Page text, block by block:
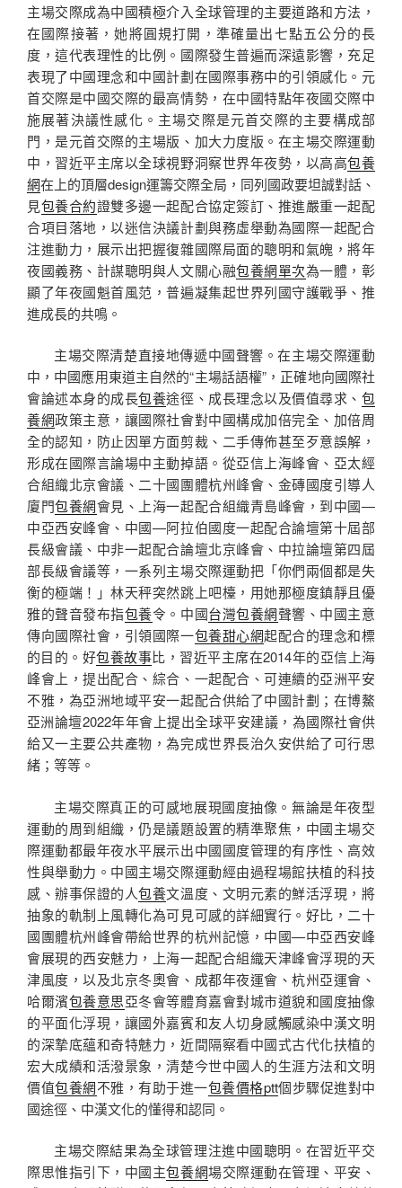
主場交際成為中國積極介入全球管理的主要道路和方法，
在國際接著，她將圓規打開，準確量出七點五公分的長
度，這代表理性的比例。國際發生普遍而深遠影響，充足
表現了中國理念和中國計劃在國際事務中的引領感化。元
首交際是中國交際的最高情勢，在中國特點年夜國交際中
施展著決議性感化。主場交際是元首交際的主要構成部
門，是元首交際的主場版、加大力度版。在主場交際運動
中，習近平主席以全球視野洞察世界年夜勢，以高高包養
網在上的頂層design運籌交際全局，同列國政要坦誠對話、
見包養合約證雙多邊一起配合協定簽訂、推進嚴重一起配
合項目落地，以迷信決議計劃與務虛舉動為國際一起配合
注進動力，展示出把握復雜國際局面的聰明和氣魄，將年
夜國義務、計謀聰明與人文關心融包養網單次為一體，彰
顯了年夜國魁首風范，普遍凝集起世界列國守護戰爭、推
進成長的共鳴。
主場交際清楚直接地傳遞中國聲響。在主場交際運動
中，中國應用東道主自然的“主場話語權”，正確地向國際社
會論述本身的成長包養途徑、成長理念以及價值尋求、包
養網政策主意，讓國際社會對中國構成加倍完全、加倍周
全的認知，防止因單方面剪裁、二手傳佈甚至歹意誤解，
形成在國際言論場中主動掉語。從亞信上海峰會、亞太經
合組織北京會議、二十國團體杭州峰會、金磚國度引導人
廈門包養網會見、上海一起配合組織青島峰會，到中國—
中亞西安峰會、中國—阿拉伯國度一起配合論壇第十屆部
長級會議、中非一起配合論壇北京峰會、中拉論壇第四屆
部長級會議等，一系列主場交際運動把「你們兩個都是失
衡的極端！」林天秤突然跳上吧檯，用她那極度鎮靜且優
雅的聲音發布指包養令。中國台灣包養網聲響、中國主意
傳向國際社會，引領國際一包養甜心網起配合的理念和標
的目的。好包養故事比，習近平主席在2014年的亞信上海
峰會上，提出配合、綜合、一起配合、可連續的亞洲平安
不雅，為亞洲地域平安一起配合供給了中國計劃；在博鰲
亞洲論壇2022年年會上提出全球平安建議，為國際社會供
給又一主要公共產物，為完成世界長治久安供給了可行思
緒；等等。
主場交際真正的可感地展現國度抽像。無論是年夜型
運動的周到組織，仍是議題設置的精準聚焦，中國主場交
際運動都最年夜水平展示出中國國度管理的有序性、高效
性與舉動力。中國主場交際運動經由過程場館扶植的科技
感、辦事保證的人包養文溫度、文明元素的鮮活浮現，將
抽象的軌制上風轉化為可見可感的詳細實行。好比，二十
國團體杭州峰會帶給世界的杭州記憶，中國—中亞西安峰
會展現的西安魅力，上海一起配合組織天津峰會浮現的天
津風度，以及北京冬奧會、成都年夜運會、杭州亞運會、
哈爾濱包養意思亞冬會等體育嘉會對城市道貌和國度抽像
的平面化浮現，讓國外嘉賓和友人切身感觸感染中漢文明
的深摯底蘊和奇特魅力，近間隔察看中國式古代化扶植的
宏大成績和活潑景象，清楚今世中國人的生涯方法和文明
價值包養網不雅，有助于進一包養價格ptt個步驟促進對中
國途徑、中漢文化的懂得和認同。
主場交際結果為全球管理注進中國聰明。在習近平交
際思惟指引下，中國主包養網場交際運動在管理、平安、